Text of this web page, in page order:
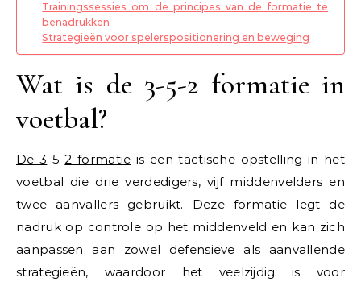
Trainingssessies om de principes van de formatie te
benadrukken
Strategieën voor spelerspositionering en beweging
Wat is de 3-5-2 formatie in
voetbal?
De 3-5-2 formatie is een tactische opstelling in het
voetbal die drie verdedigers, vijf middenvelders en
twee aanvallers gebruikt. Deze formatie legt de
nadruk op controle op het middenveld en kan zich
aanpassen aan zowel defensieve als aanvallende
strategieën, waardoor het veelzijdig is voor